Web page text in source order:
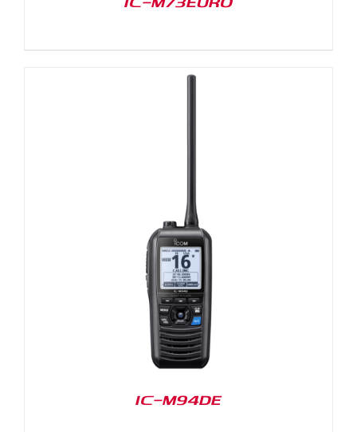
IC-M94DE